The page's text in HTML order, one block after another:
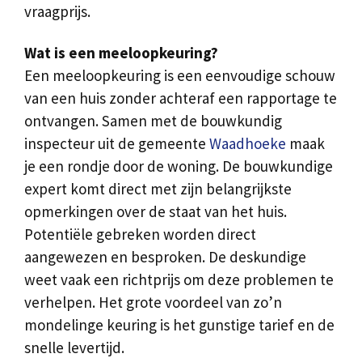
vraagprijs.
Wat is een meeloopkeuring?
Een meeloopkeuring is een eenvoudige schouw
van een huis zonder achteraf een rapportage te
ontvangen. Samen met de bouwkundig
inspecteur uit de gemeente Waadhoeke maak
je een rondje door de woning. De bouwkundige
expert komt direct met zijn belangrijkste
opmerkingen over de staat van het huis.
Potentiële gebreken worden direct
aangewezen en besproken. De deskundige
weet vaak een richtprijs om deze problemen te
verhelpen. Het grote voordeel van zo’n
mondelinge keuring is het gunstige tarief en de
snelle levertijd.